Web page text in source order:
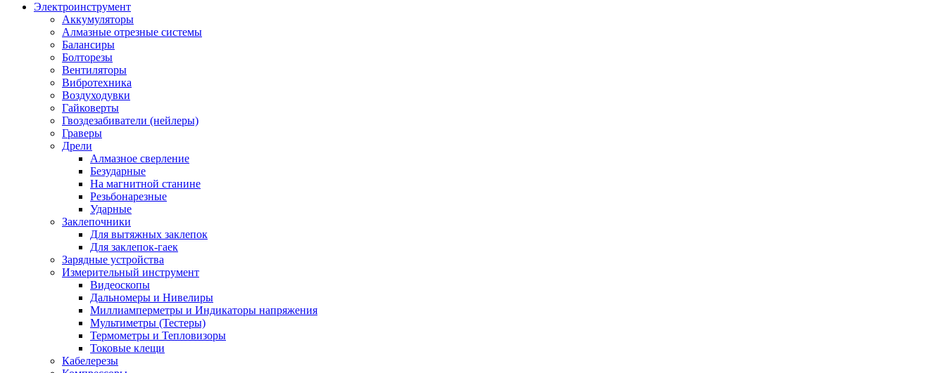
Электроинструмент
Аккумуляторы
Алмазные отрезные системы
Балансиры
Болторезы
Вентиляторы
Вибротехника
Воздуходувки
Гайковерты
Гвоздезабиватели (нейлеры)
Граверы
Дрели
Алмазное сверление
Безударные
На магнитной станине
Резьбонарезные
Ударные
Заклепочники
Для вытяжных заклепок
Для заклепок-гаек
Зарядные устройства
Измерительный инструмент
Видеоскопы
Дальномеры и Нивелиры
Миллиамперметры и Индикаторы напряжения
Мультиметры (Тестеры)
Термометры и Тепловизоры
Токовые клещи
Кабелерезы